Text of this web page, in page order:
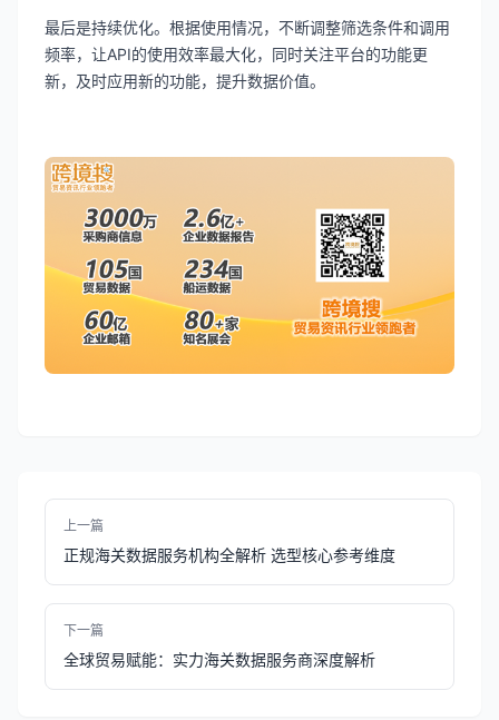
最后是持续优化。根据使用情况，不断调整筛选条件和调用
频率，让API的使用效率最大化，同时关注平台的功能更
新，及时应用新的功能，提升数据价值。
上一篇
正规海关数据服务机构全解析 选型核心参考维度
下一篇
全球贸易赋能：实力海关数据服务商深度解析